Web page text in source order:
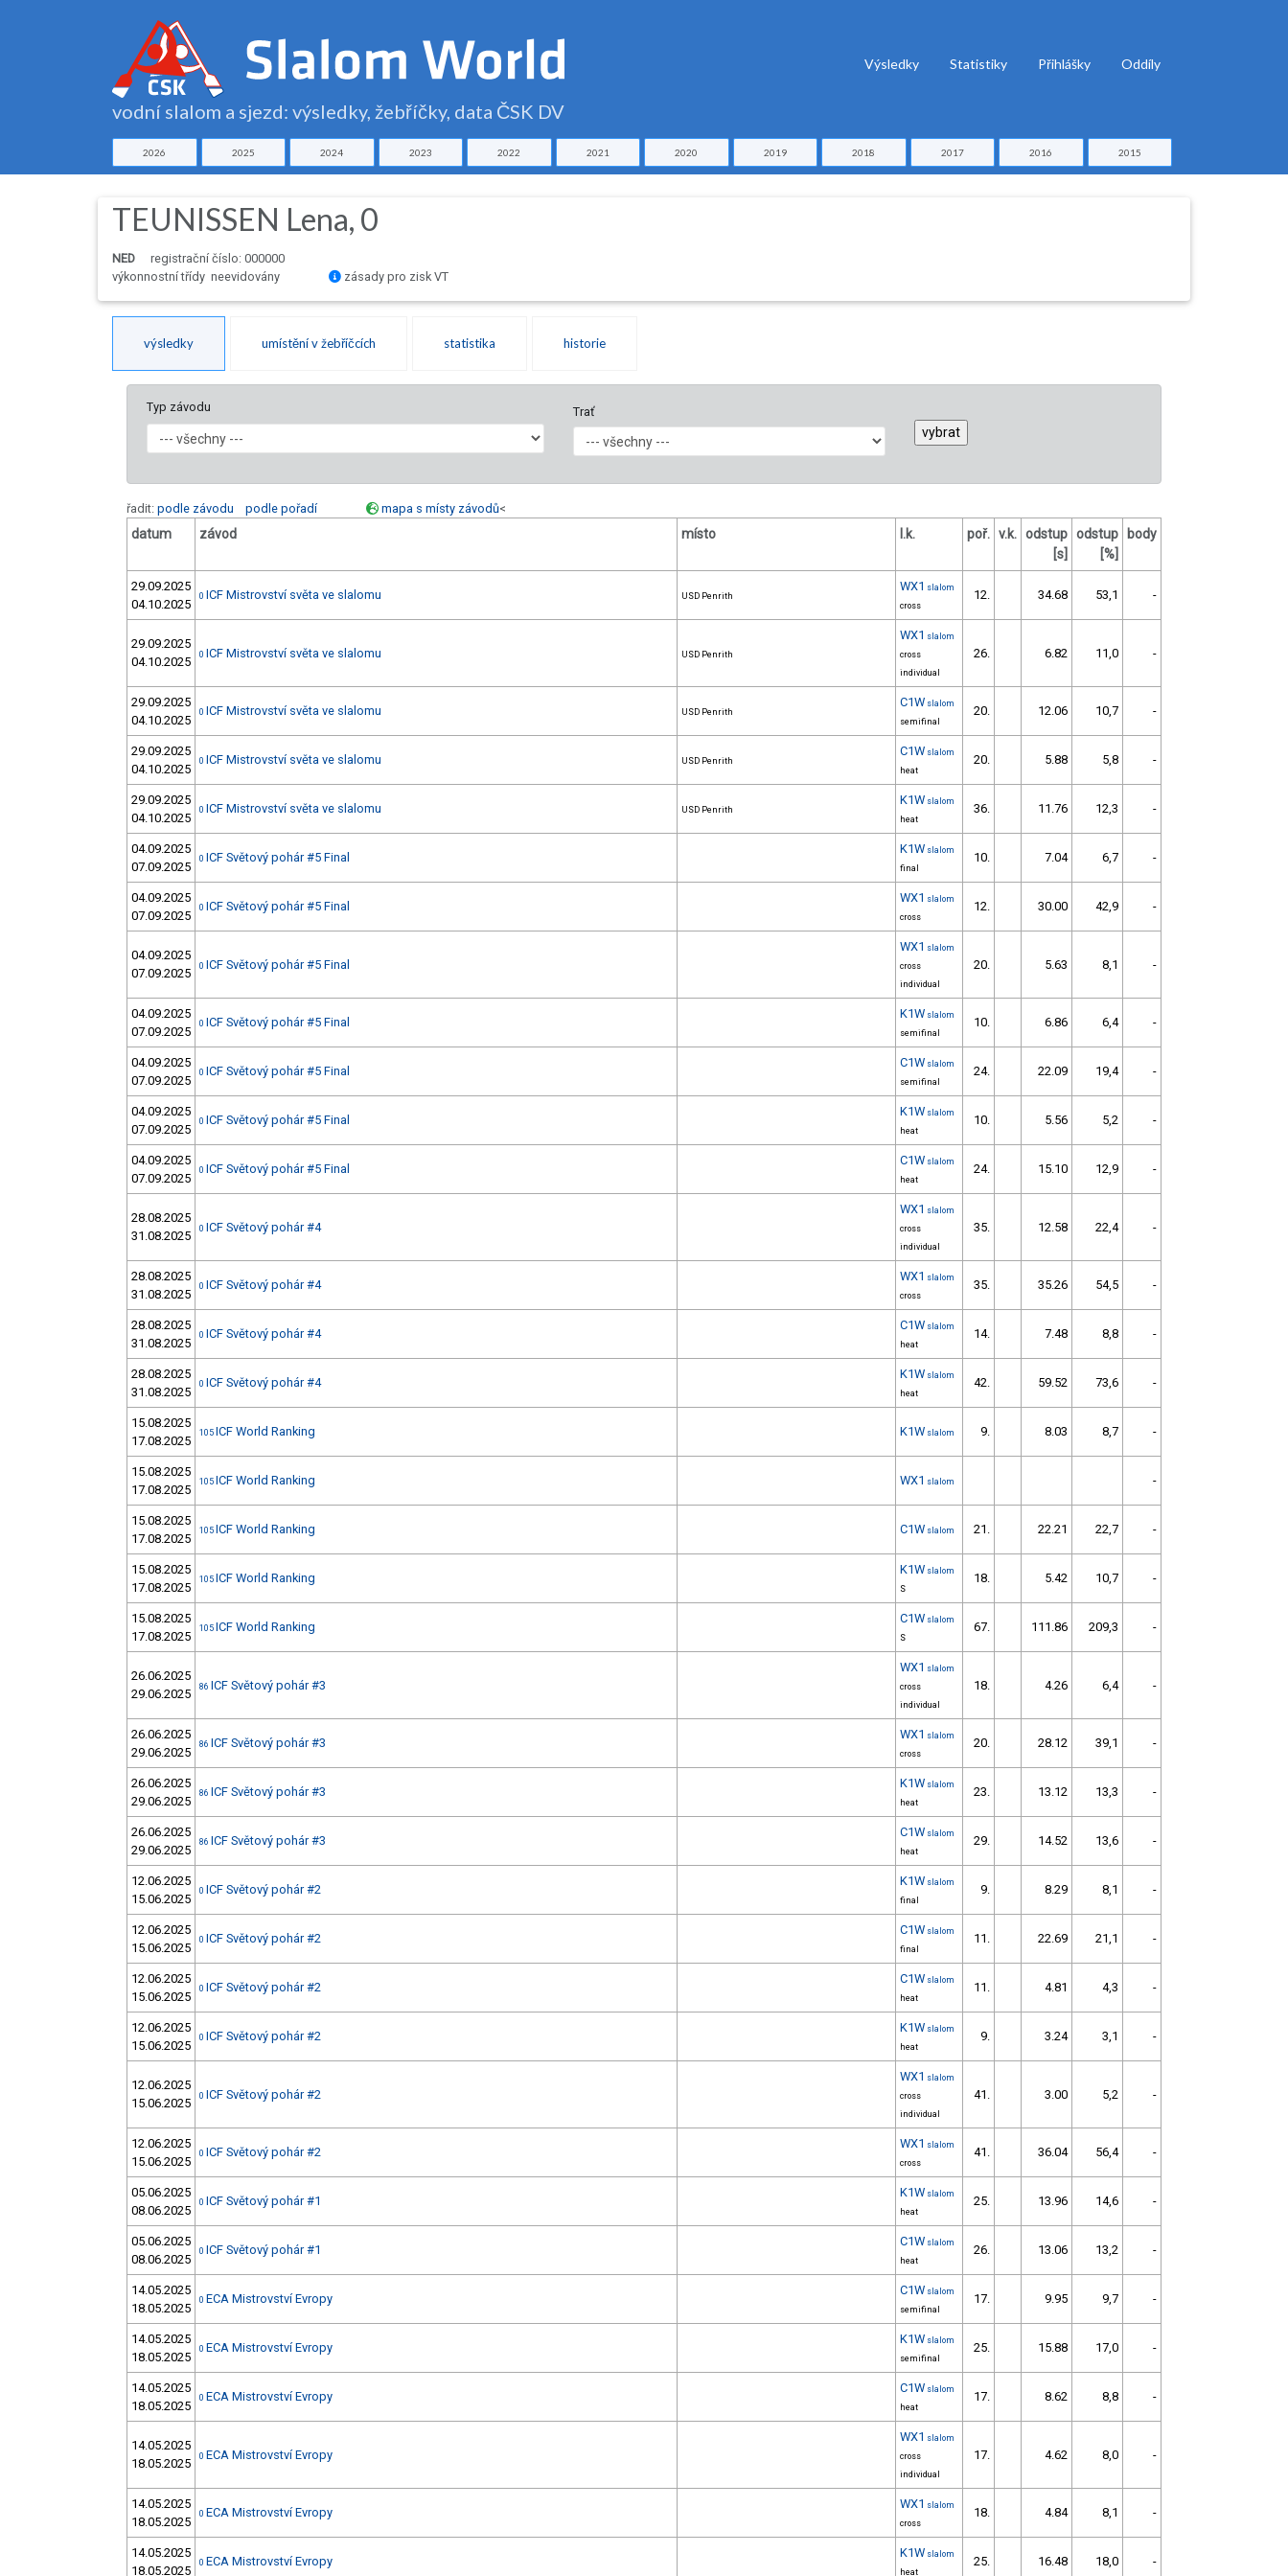
vodní slalom a sjezd: výsledky, žebříčky, data ČSK DV
Výsledky Statistiky Přihlášky Oddíly
2026 2025 2024 2023 2022 2021 2020 2019 2018 2017 2016 2015
TEUNISSEN Lena, 0
NED
registrační číslo: 000000
výkonnostní třídy neevidovány
zásady pro zisk VT
výsledky umístění v žebříčcích statistika historie
Typ závodu Trať
řadit: podle závodu podle pořadí mapa s místy závodů<
datum závod místo l.k. poř. v.k. odstup
[s]
odstup
[%]
body
29.09.2025
04.10.2025
0 ICF Mistrovství světa ve slalomu USD Penrith
WX1 slalom
cross
12. 34.68 53,1 -
29.09.2025
04.10.2025
0 ICF Mistrovství světa ve slalomu USD Penrith
WX1 slalom
cross
individual
26. 6.82 11,0 -
29.09.2025
04.10.2025
0 ICF Mistrovství světa ve slalomu USD Penrith
C1W slalom
semifinal
20. 12.06 10,7 -
29.09.2025
04.10.2025
0 ICF Mistrovství světa ve slalomu USD Penrith
C1W slalom
heat
20. 5.88 5,8 -
29.09.2025
04.10.2025
0 ICF Mistrovství světa ve slalomu USD Penrith
K1W slalom
heat
36. 11.76 12,3 -
04.09.2025
07.09.2025
0 ICF Světový pohár #5 Final
K1W slalom
final
10. 7.04 6,7 -
04.09.2025
07.09.2025
0 ICF Světový pohár #5 Final
WX1 slalom
cross
12. 30.00 42,9 -
04.09.2025
07.09.2025
0 ICF Světový pohár #5 Final
WX1 slalom
cross
individual
20. 5.63 8,1 -
04.09.2025
07.09.2025
0 ICF Světový pohár #5 Final
K1W slalom
semifinal
10. 6.86 6,4 -
04.09.2025
07.09.2025
0 ICF Světový pohár #5 Final
C1W slalom
semifinal
24. 22.09 19,4 -
04.09.2025
07.09.2025
0 ICF Světový pohár #5 Final
K1W slalom
heat
10. 5.56 5,2 -
04.09.2025
07.09.2025
0 ICF Světový pohár #5 Final
C1W slalom
heat
24. 15.10 12,9 -
28.08.2025
31.08.2025
0 ICF Světový pohár #4
WX1 slalom
cross
individual
35. 12.58 22,4 -
28.08.2025
31.08.2025
0 ICF Světový pohár #4
WX1 slalom
cross
35. 35.26 54,5 -
28.08.2025
31.08.2025
0 ICF Světový pohár #4
C1W slalom
heat
14. 7.48 8,8 -
28.08.2025
31.08.2025
0 ICF Světový pohár #4
K1W slalom
heat
42. 59.52 73,6 -
15.08.2025
17.08.2025
105 ICF World Ranking K1W slalom 9. 8.03 8,7 -
15.08.2025
17.08.2025
105 ICF World Ranking WX1 slalom -
15.08.2025
17.08.2025
105 ICF World Ranking C1W slalom 21. 22.21 22,7 -
15.08.2025
17.08.2025
105 ICF World Ranking
K1W slalom
S
18. 5.42 10,7 -
15.08.2025
17.08.2025
105 ICF World Ranking
C1W slalom
S
67. 111.86 209,3 -
26.06.2025
29.06.2025
86 ICF Světový pohár #3
WX1 slalom
cross
individual
18. 4.26 6,4 -
26.06.2025
29.06.2025
86 ICF Světový pohár #3
WX1 slalom
cross
20. 28.12 39,1 -
26.06.2025
29.06.2025
86 ICF Světový pohár #3
K1W slalom
heat
23. 13.12 13,3 -
26.06.2025
29.06.2025
86 ICF Světový pohár #3
C1W slalom
heat
29. 14.52 13,6 -
12.06.2025
15.06.2025
0 ICF Světový pohár #2
K1W slalom
final
9. 8.29 8,1 -
12.06.2025
15.06.2025
0 ICF Světový pohár #2
C1W slalom
final
11. 22.69 21,1 -
12.06.2025
15.06.2025
0 ICF Světový pohár #2
C1W slalom
heat
11. 4.81 4,3 -
12.06.2025
15.06.2025
0 ICF Světový pohár #2
K1W slalom
heat
9. 3.24 3,1 -
12.06.2025
15.06.2025
0 ICF Světový pohár #2
WX1 slalom
cross
individual
41. 3.00 5,2 -
12.06.2025
15.06.2025
0 ICF Světový pohár #2
WX1 slalom
cross
41. 36.04 56,4 -
05.06.2025
08.06.2025
0 ICF Světový pohár #1
K1W slalom
heat
25. 13.96 14,6 -
05.06.2025
08.06.2025
0 ICF Světový pohár #1
C1W slalom
heat
26. 13.06 13,2 -
14.05.2025
18.05.2025
0 ECA Mistrovství Evropy
C1W slalom
semifinal
17. 9.95 9,7 -
14.05.2025
18.05.2025
0 ECA Mistrovství Evropy
K1W slalom
semifinal
25. 15.88 17,0 -
14.05.2025
18.05.2025
0 ECA Mistrovství Evropy
C1W slalom
heat
17. 8.62 8,8 -
14.05.2025
18.05.2025
0 ECA Mistrovství Evropy
WX1 slalom
cross
individual
17. 4.62 8,0 -
14.05.2025
18.05.2025
0 ECA Mistrovství Evropy
WX1 slalom
cross
18. 4.84 8,1 -
14.05.2025
18.05.2025
0 ECA Mistrovství Evropy
K1W slalom
heat
25. 16.48 18,0 -